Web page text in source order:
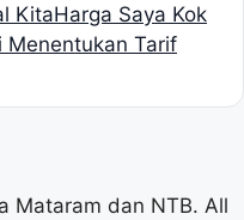
KitaHarga Saya Kok
Menentukan Tarif
Mataram dan NTB. All